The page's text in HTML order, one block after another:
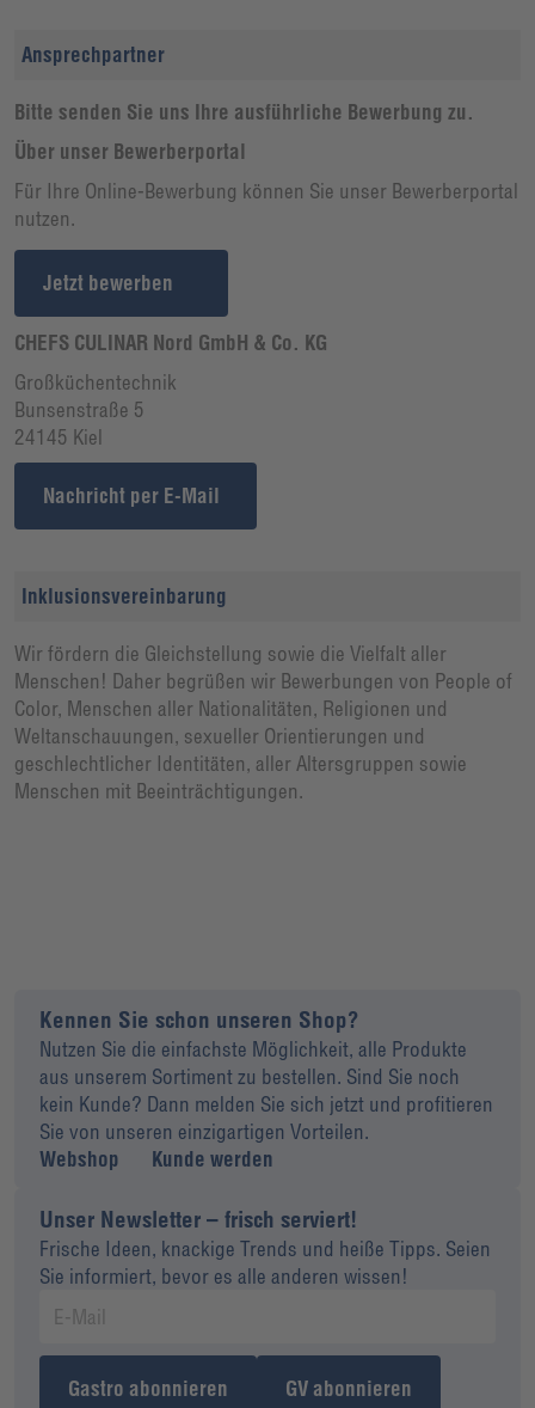
Ansprechpartner
Bitte senden Sie uns Ihre ausführliche Bewerbung zu.
Über unser Bewerberportal
Für Ihre Online-Bewerbung können Sie unser Bewerberportal
nutzen.
Jetzt bewerben
CHEFS CULINAR Nord GmbH & Co. KG
Großküchentechnik
Bunsenstraße 5
24145 Kiel
Nachricht per E-Mail
Inklusionsvereinbarung
Wir fördern die Gleichstellung sowie die Vielfalt aller
Menschen! Daher begrüßen wir Bewerbungen von People of
Color, Menschen aller Nationalitäten, Religionen und
Weltanschauungen, sexueller Orientierungen und
geschlechtlicher Identitäten, aller Altersgruppen sowie
Menschen mit Beeinträchtigungen.
Kennen Sie schon unseren Shop?
Nutzen Sie die einfachste Möglichkeit, alle Produkte
aus unserem Sortiment zu bestellen. Sind Sie noch
kein Kunde? Dann melden Sie sich jetzt und profitieren
Sie von unseren einzigartigen Vorteilen.
Webshop
Kunde werden
Unser Newsletter – frisch serviert!
Frische Ideen, knackige Trends und heiße Tipps. Seien
Sie informiert, bevor es alle anderen wissen!
Gastro abonnieren GV abonnieren